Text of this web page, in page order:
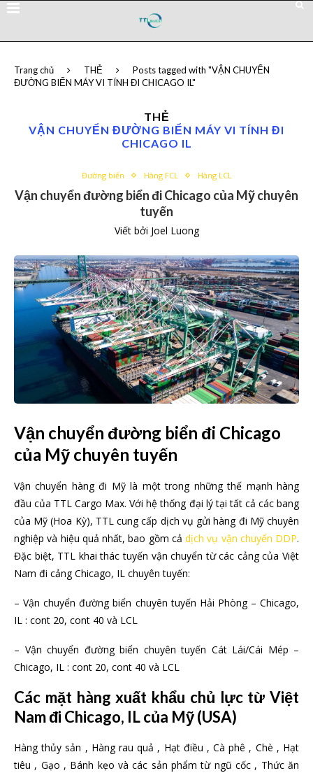
Trang chủ THẺ
Posts tagged with "VẬN CHUYỂN
ĐƯỜNG BIỂN MÁY VI TÍNH ĐI CHICAGO IL"
THẺ
VẬN CHUYỂN ĐƯỜNG BIỂN MÁY VI TÍNH ĐI
CHICAGO IL
Đường biển Hàng FCL Hàng LCL
Vận chuyển đường biển đi Chicago của Mỹ chuyên
tuyến
Viết bởi Joel Luong
Vận chuyển đường biển đi Chicago
của Mỹ chuyên tuyến
Vận chuyển hàng đi Mỹ là một trong những thế mạnh hàng
đầu của TTL Cargo Max. Với hệ thống đại lý tại tất cả các bang
của Mỹ (Hoa Kỳ), TTL cung cấp dịch vụ gửi hàng đi Mỹ chuyên
nghiệp và hiệu quả nhất, bao gồm cả dịch vụ vận chuyển DDP.
Đặc biệt, TTL khai thác tuyến vận chuyển từ các cảng của Việt
Nam đi cảng Chicago, IL chuyên tuyến:
– Vận chuyển đường biển chuyên tuyến Hải Phòng – Chicago,
IL : cont 20, cont 40 và LCL
– Vận chuyển đường biển chuyên tuyến Cát Lái/Cái Mép –
Chicago, IL : cont 20, cont 40 và LCL
Các mặt hàng xuất khẩu chủ lực từ Việt
Nam đi Chicago, IL của Mỹ (USA)
Hàng thủy sản , Hàng rau quả , Hạt điều , Cà phê , Chè , Hạt
tiêu , Gạo , Bánh kẹo và các sản phẩm từ ngũ cốc , Thức ăn